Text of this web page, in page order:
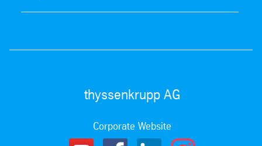
thyssenkrupp AG
Corporate Website